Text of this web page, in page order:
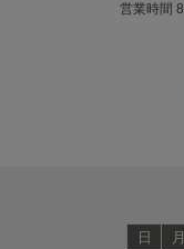
営業時間
日 月